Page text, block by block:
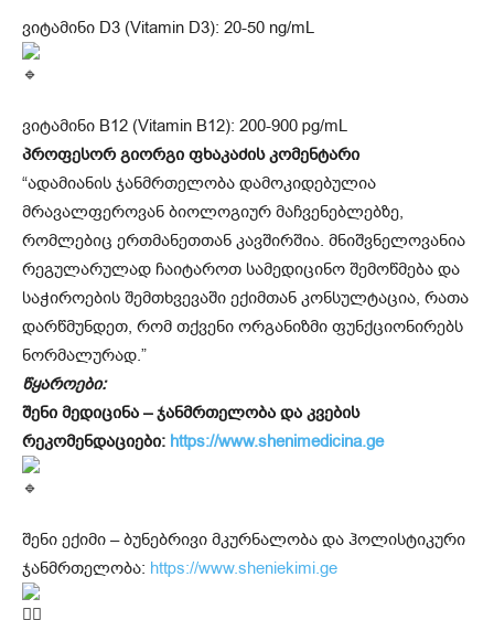
ვიტამინი D3 (Vitamin D3): 20-50 ng/mL
ვიტამინი B12 (Vitamin B12): 200-900 pg/mL
პროფესორ გიორგი ფხაკაძის კომენტარი
“ადამიანის ჯანმრთელობა დამოკიდებულია
მრავალფეროვან ბიოლოგიურ მაჩვენებლებზე,
რომლებიც ერთმანეთთან კავშირშია. მნიშვნელოვანია
რეგულარულად ჩაიტაროთ სამედიცინო შემოწმება და
საჭიროების შემთხვევაში ექიმთან კონსულტაცია, რათა
დარწმუნდეთ, რომ თქვენი ორგანიზმი ფუნქციონირებს
ნორმალურად.”
წყაროები:
შენი მედიცინა – ჯანმრთელობა და კვების
რეკომენდაციები: https://www.shenimedicina.ge
შენი ექიმი – ბუნებრივი მკურნალობა და ჰოლისტიკური
ჯანმრთელობა: https://www.sheniekimi.ge